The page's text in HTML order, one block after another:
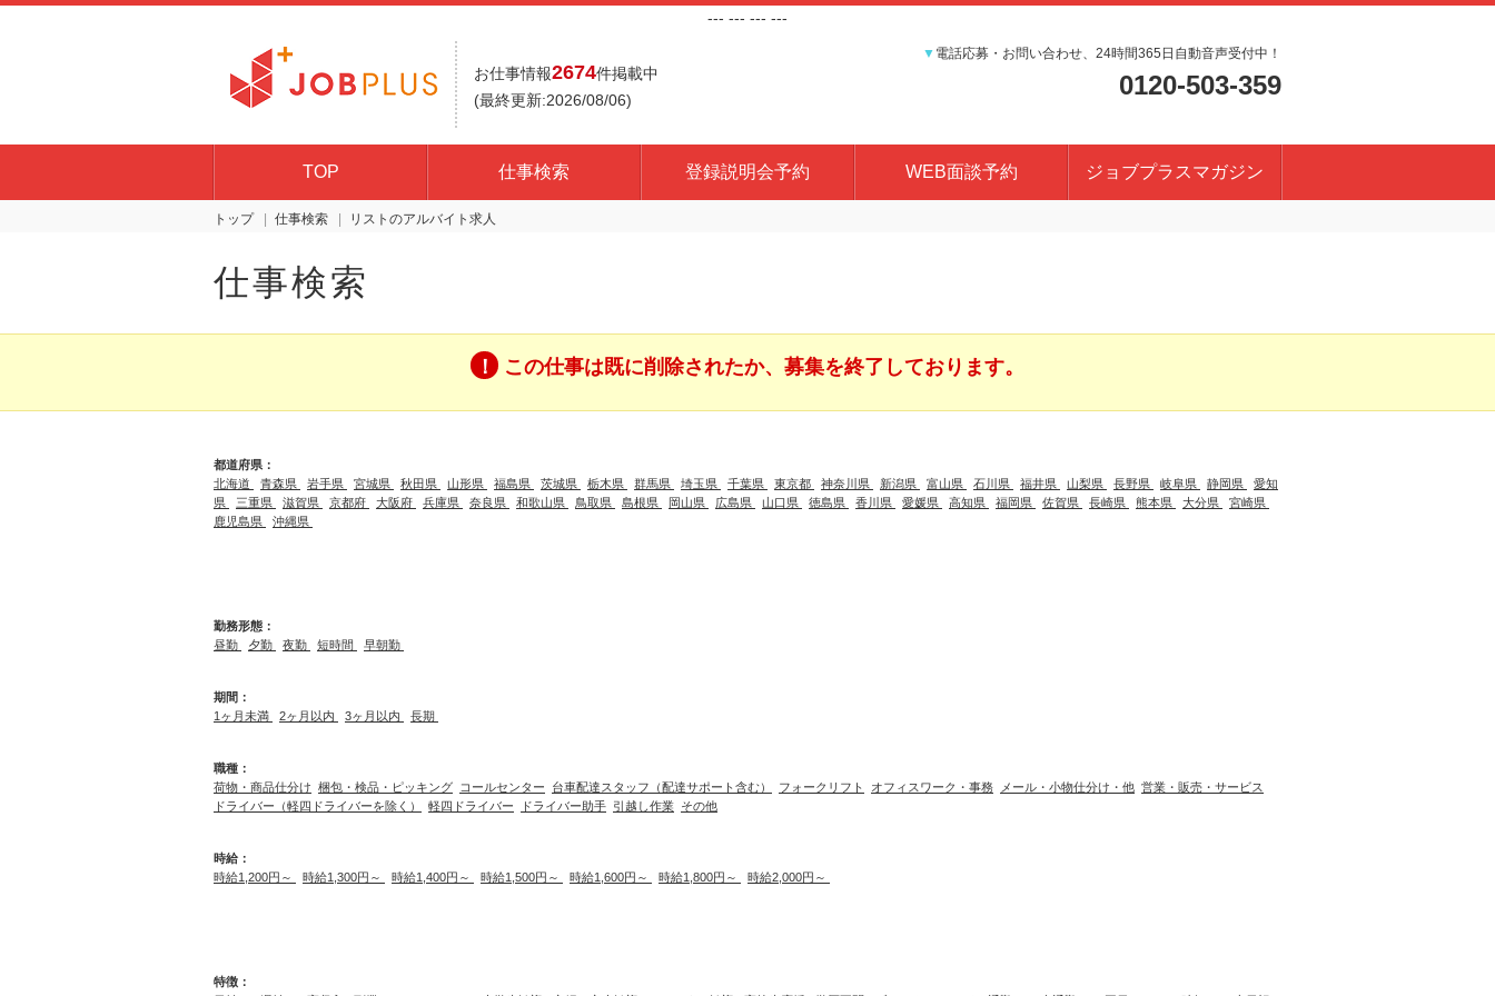
--- --- --- ---
お仕事情報2674件掲載中
(最終更新:2026/08/06)
▼ 電話応募・お問い合わせ、24時間365日自動音声受付中！
0120-503-359
TOP 仕事検索 登録説明会予約 WEB面談予約 ジョブプラスマガジン
トップ 仕事検索 リスト
仕事検索
この仕事は既に削除されたか、募集を終了しております。
都道府県：
北海道
青森県 岩手県 宮城県 秋田県 山形県 福島県 茨城県 栃木県 群馬県 埼玉県 千葉県 東京都 神奈川県 新潟県 富山県 石川県 福井県 山梨県 長野県 岐阜県 静岡県
愛知
県
三重県 滋賀県 京都府 大阪府 兵庫県 奈良県 和歌山県 鳥取県 島根県 岡山県 広島県 山口県 徳島県 香川県 愛媛県 高知県 福岡県 佐賀県 長崎県 熊本県 大分県
宮崎県
鹿児島県
沖縄県
勤務形態：
昼勤
夕勤 夜勤 短時間 早朝勤
期間：
1ヶ月未満
2ヶ月以内 3ヶ月以内 長期
職種：
荷物・商品仕分け 梱包・検品・ピッキング コールセンター 台車配達スタッフ（配達サポート含む） フォークリフト オフィスワーク・事務 メール・小物仕分け・他 営業・販売・サービス
ドライバー（軽四ドライバーを除く）
軽四ドライバー ドライバー助手 引越し作業 その他
時給：
時給1,200円～
時給1,300円～ 時給1,400円～ 時給1,500円～ 時給1,600円～ 時給1,800円～ 時給2,000円～
特徴：